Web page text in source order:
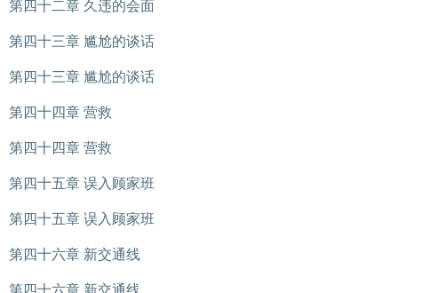
第四十二章 久违的会面
第四十三章 尴尬的谈话
第四十三章 尴尬的谈话
第四十四章 营救
第四十四章 营救
第四十五章 误入顾家班
第四十五章 误入顾家班
第四十六章 新交通线
第四十六章 新交通线